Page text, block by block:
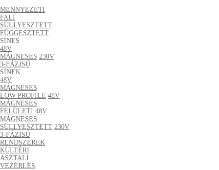
MENNYEZETI
FALI
SÜLLYESZTETT
FÜGGESZTETT
SÍNES
48V
MÁGNESES 230V
3-FÁZISÚ
SÍNEK
48V
MÁGNESES
LOW PROFILE 48V
MÁGNESES
FELÜLETI 48V
MÁGNESES
SÜLLYESZTETT 230V
3-FÁZISÚ
RENDSZEREK
KÜLTÉRI
ASZTALI
VEZÉRLÉS